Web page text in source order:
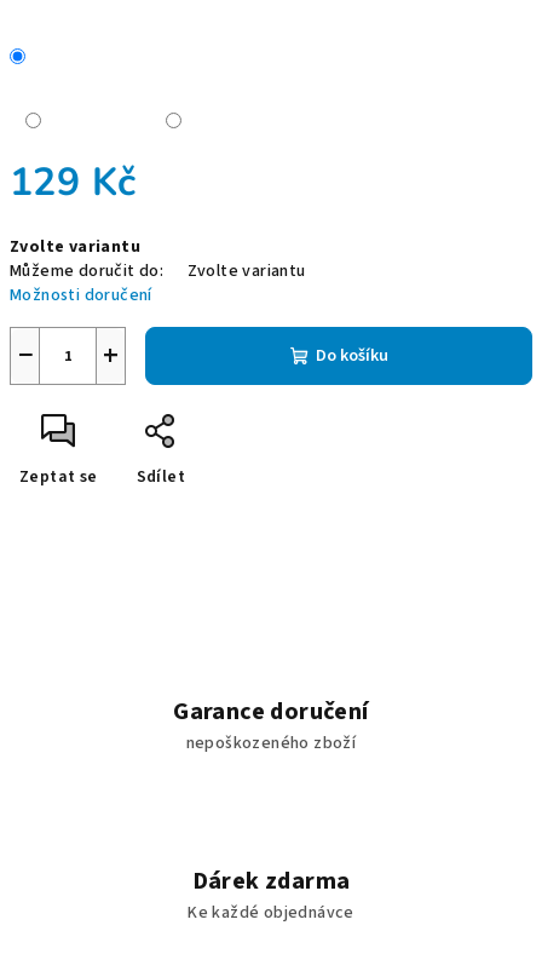
129 Kč
cena:
Zvolte variantu
Můžeme doručit do:
Zvolte variantu
Možnosti doručení
+
− Do košíku
Zeptat se Sdílet
Garance doručení
nepoškozeného zboží
Dárek zdarma
Ke každé objednávce